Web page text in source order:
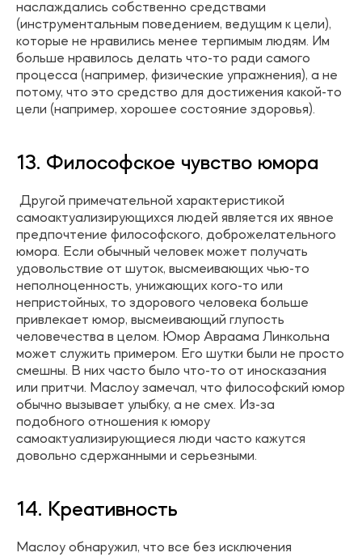
наслаждались собственно средствами
(инструментальным поведением, ведущим к цели),
которые не нравились менее терпимым людям. Им
больше нравилось делать что-то ради самого
процесса (например, физические упражнения), а не
потому, что это средство для достижения какой-то
цели (например, хорошее состояние здоровья).
13. Философское чувство юмора
Другой примечательной характеристикой
самоактуализирующихся людей является их явное
предпочтение философского, доброжелательного
юмора. Если обычный человек может получать
удовольствие от шуток, высмеивающих чью-то
неполноценность, унижающих кого-то или
непристойных, то здорового человека больше
привлекает юмор, высмеивающий глупость
человечества в целом. Юмор Авраама Линкольна
может служить примером. Его шутки были не просто
смешны. В них часто было что-то от иносказания
или притчи. Маслоу замечал, что философский юмор
обычно вызывает улыбку, а не смех. Из-за
подобного отношения к юмору
самоактуализирующиеся люди часто кажутся
довольно сдержанными и серьезными.
14. Креативность
Маслоу обнаружил, что все без исключения